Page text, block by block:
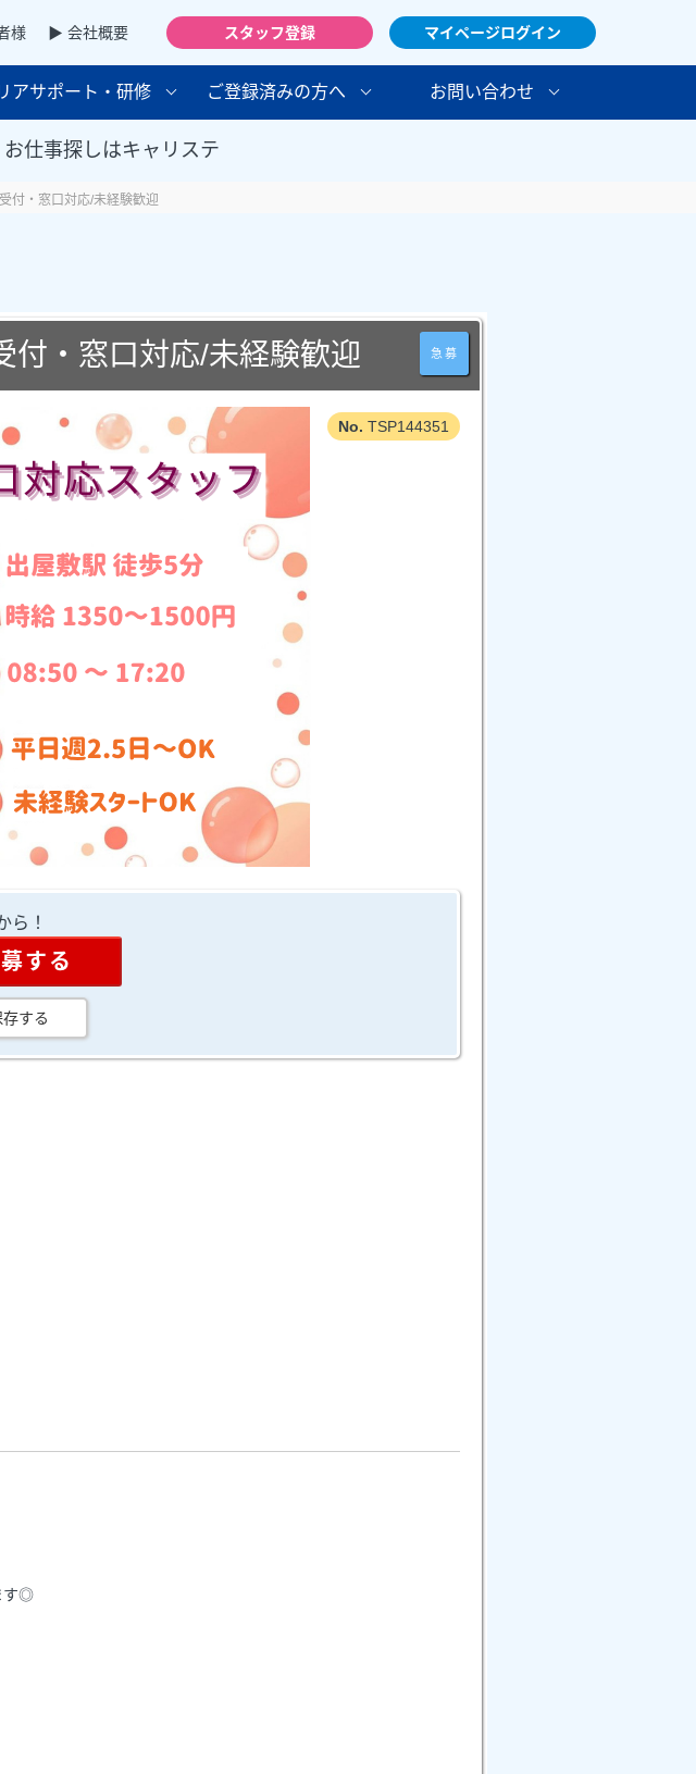
様 ▶ 会社概要 スタッフ登録 マイページログイン
アサポート・研修 ご登録済みの方へ お問い合わせ
仕事探しはキャリステ
付・窓口対応/未経験歓迎
急募
付・窓口対応/未経験歓迎
TSP144351
ら！
する
する
す◎